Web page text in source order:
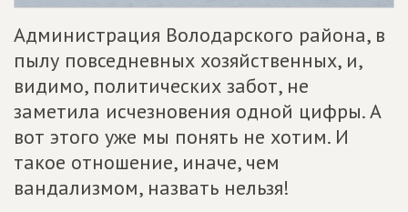
Администрация Володарского района, в
пылу повседневных хозяйственных, и,
видимо, политических забот, не
заметила исчезновения одной цифры. А
вот этого уже мы понять не хотим. И
такое отношение, иначе, чем
вандализмом, назвать нельзя!